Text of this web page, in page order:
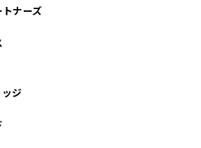
ナーズ
ジ